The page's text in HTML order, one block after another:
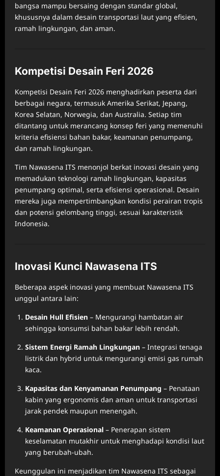
bangsa mampu bersaing dengan standar global,
khususnya dalam desain transportasi laut yang efisien,
ramah lingkungan, dan aman.
Kompetisi Desain Feri 2026
Kompetisi Desain Feri 2026 menghadirkan peserta dari
berbagai negara, termasuk Amerika Serikat, Jepang,
Korea Selatan, Norwegia, dan Australia. Setiap tim
ditantang untuk merancang konsep feri yang memenuhi
kriteria efisiensi bahan bakar, keamanan penumpang,
dan ramah lingkungan.
Tim Nawasena ITS menonjol berkat inovasi desain yang
memadukan teknologi ramah lingkungan, kapasitas
penumpang optimal, serta efisiensi operasional. Desain
mereka juga mempertimbangkan kondisi perairan tropis
dan potensi gelombang tinggi, sesuai karakteristik
Indonesia.
Inovasi Kunci Nawasena ITS
Beberapa aspek inovasi yang membuat Nawasena ITS
unggul antara lain:
Desain Hull Efisien – Mengurangi hambatan air
sehingga konsumsi bahan bakar lebih rendah.
Sistem Energi Ramah Lingkungan – Integrasi tenaga
listrik dan hybrid untuk mengurangi emisi gas rumah
kaca.
Kapasitas dan Kenyamanan Penumpang – Penataan
kabin yang ergonomis dan aman untuk transportasi
jarak pendek maupun menengah.
Keamanan Operasional – Penerapan sistem
keselamatan mutakhir untuk menghadapi kondisi laut
yang berubah-ubah.
Keunggulan ini menjadikan tim Nawasena ITS sebagai